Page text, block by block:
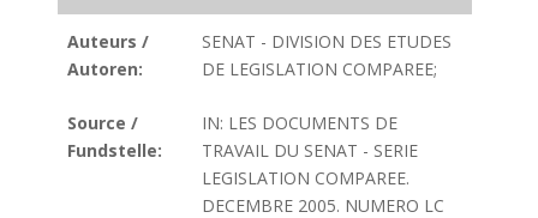
Auteurs /
Autoren:
SENAT - DIVISION DES ETUDES
DE LEGISLATION COMPAREE;
Source /
Fundstelle:
IN: LES DOCUMENTS DE
TRAVAIL DU SENAT - SERIE
LEGISLATION COMPAREE.
DECEMBRE 2005. NUMERO LC